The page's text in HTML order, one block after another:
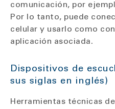
comunicación, por
Por lo tanto, puede
celular y usarlo como
aplicación asociada.
Dispositivos de
sus siglas en inglés)
Herramientas técnicas